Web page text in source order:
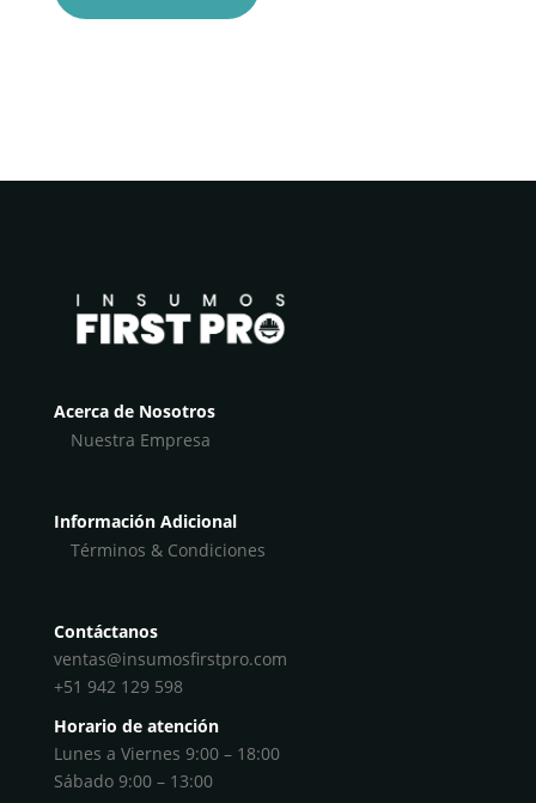
Acerca de Nosotros
Nuestra Empresa
Información Adicional
Términos & Condiciones
Contáctanos
ventas@insumosfirstpro.com
+51 942 129 598
Horario de atención
Lunes a Viernes 9:00 – 18:00
Sábado 9:00 – 13:00